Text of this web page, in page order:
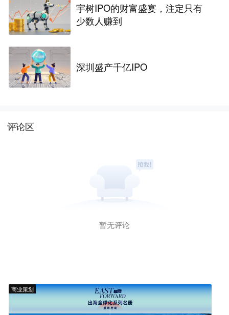
宇树IPO的财富盛宴，注定只有
少数人赚到
深圳盛产千亿IPO
评论区
暂无评论
商业策划